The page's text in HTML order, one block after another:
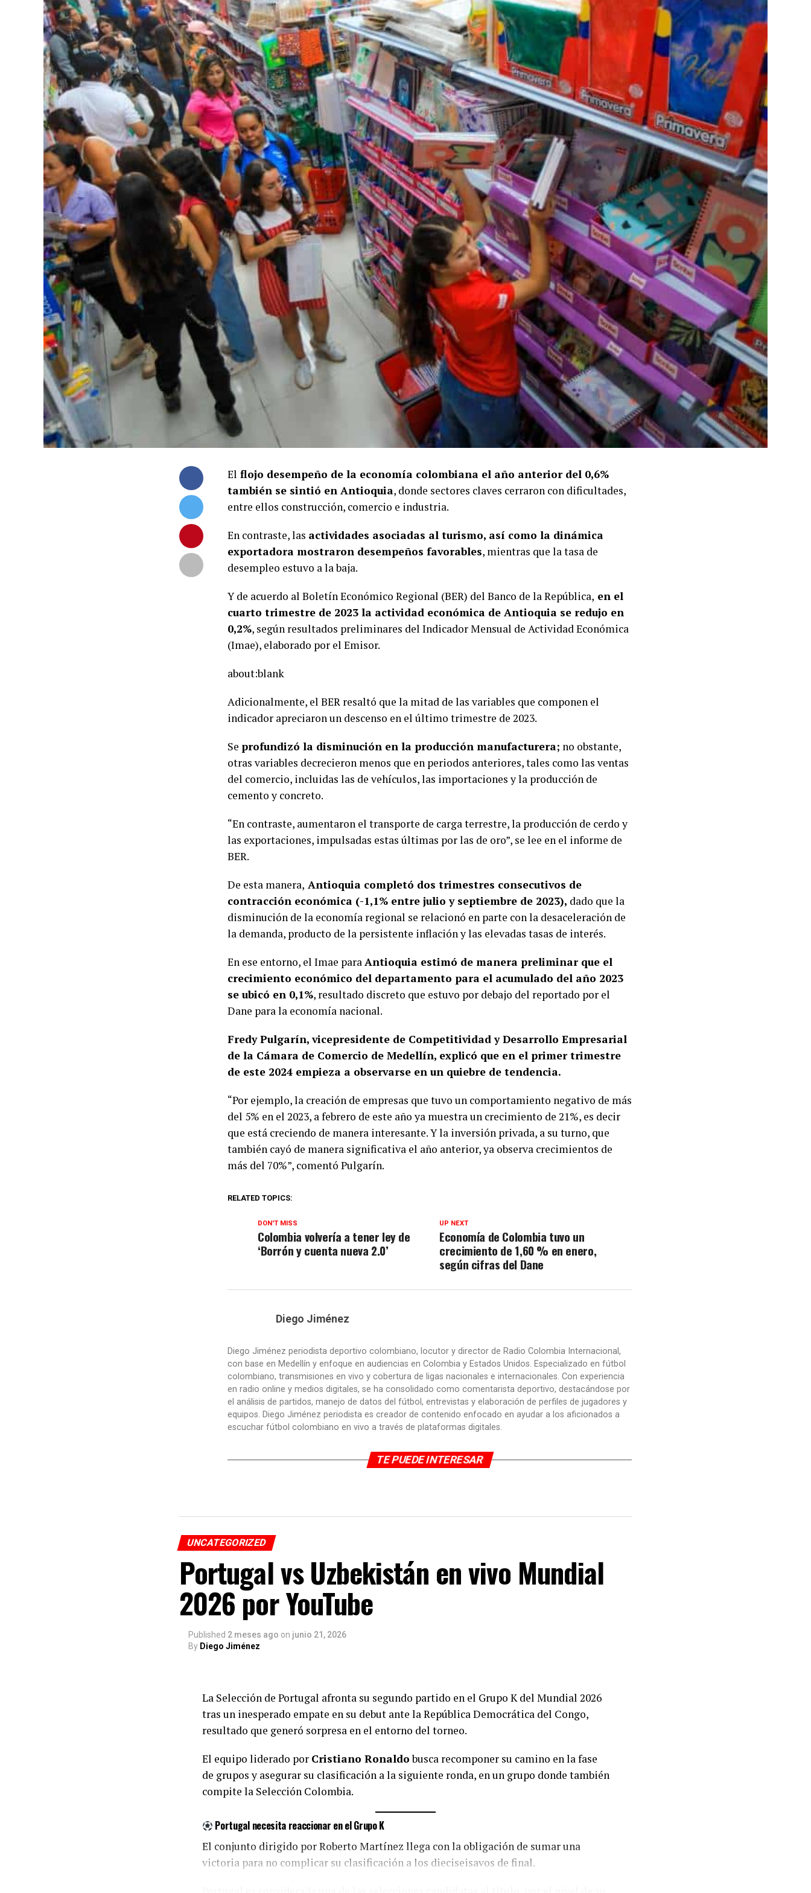
El flojo desempeño de la economía colombiana el año anterior del 0,6%
también se sintió en Antioquia, donde sectores claves cerraron con dificultades,
entre ellos construcción, comercio e industria.
En contraste, las actividades asociadas al turismo, así como la dinámica
exportadora mostraron desempeños favorables, mientras que la tasa de
desempleo estuvo a la baja.
Y de acuerdo al Boletín Económico Regional (BER) del Banco de la República, en el
cuarto trimestre de 2023 la actividad económica de Antioquia se redujo en
0,2%, según resultados preliminares del Indicador Mensual de Actividad Económica
(Imae), elaborado por el Emisor.
about:blank
Adicionalmente, el BER resaltó que la mitad de las variables que componen el
indicador apreciaron un descenso en el último trimestre de 2023.
Se profundizó la disminución en la producción manufacturera; no obstante,
otras variables decrecieron menos que en periodos anteriores, tales como las ventas
del comercio, incluidas las de vehículos, las importaciones y la producción de
cemento y concreto.
“En contraste, aumentaron el transporte de carga terrestre, la producción de cerdo y
las exportaciones, impulsadas estas últimas por las de oro”, se lee en el informe de
BER.
De esta manera, Antioquia completó dos trimestres consecutivos de
contracción económica (-1,1% entre julio y septiembre de 2023), dado que la
disminución de la economía regional se relacionó en parte con la desaceleración de
la demanda, producto de la persistente inflación y las elevadas tasas de interés.
En ese entorno, el Imae paraAntioquia estimó de manera preliminar que el
crecimiento económico del departamento para el acumulado del año 2023
se ubicó en 0,1%, resultado discreto que estuvo por debajo del reportado por el
Dane para la economía nacional.
Fredy Pulgarín, vicepresidente de Competitividad y Desarrollo Empresarial
de la Cámara de Comercio de Medellín, explicó que en el primer trimestre
de este 2024 empieza a observarse en un quiebre de tendencia.
“Por ejemplo, la creación de empresas que tuvo un comportamiento negativo de más
del 5% en el 2023, a febrero de este año ya muestra un crecimiento de 21%, es decir
que está creciendo de manera interesante. Y la inversión privada, a su turno, que
también cayó de manera significativa el año anterior, ya observa crecimientos de
más del 70%”, comentó Pulgarín.
RELATED TOPICS:
UP NEXT
Economía de Colombia tuvo un
crecimiento de 1,60 % en enero,
según cifras del Dane
DON'T MISS
Colombia volvería a tener ley de
‘Borrón y cuenta nueva 2.0’
Diego Jiménez
Diego Jiménez periodista deportivo colombiano, locutor y director de Radio Colombia Internacional,
con base en Medellín y enfoque en audiencias en Colombia y Estados Unidos. Especializado en fútbol
colombiano, transmisiones en vivo y cobertura de ligas nacionales e internacionales. Con experiencia
en radio online y medios digitales, se ha consolidado como comentarista deportivo, destacándose por
el análisis de partidos, manejo de datos del fútbol, entrevistas y elaboración de perfiles de jugadores y
equipos. Diego Jiménez periodista es creador de contenido enfocado en ayudar a los aficionados a
escuchar fútbol colombiano en vivo a través de plataformas digitales.
TE PUEDE INTERESAR
UNCATEGORIZED
Portugal vs Uzbekistán en vivo Mundial
2026 por YouTube
Published 2 meses ago on junio 21, 2026
By Diego Jiménez
La Selección de Portugal afronta su segundo partido en el Grupo K del Mundial 2026
tras un inesperado empate en su debut ante la República Democrática del Congo,
resultado que generó sorpresa en el entorno del torneo.
El equipo liderado por Cristiano Ronaldobusca recomponer su camino en la fase
de grupos y asegurar su clasificación a la siguiente ronda, en un grupo donde también
compite la Selección Colombia.
Portugal necesita reaccionar en el Grupo K
El conjunto dirigido por Roberto Martínez llega con la obligación de sumar una
victoria para no complicar su clasificación a los dieciseisavos de final.